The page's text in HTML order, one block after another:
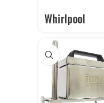
Whirlpool